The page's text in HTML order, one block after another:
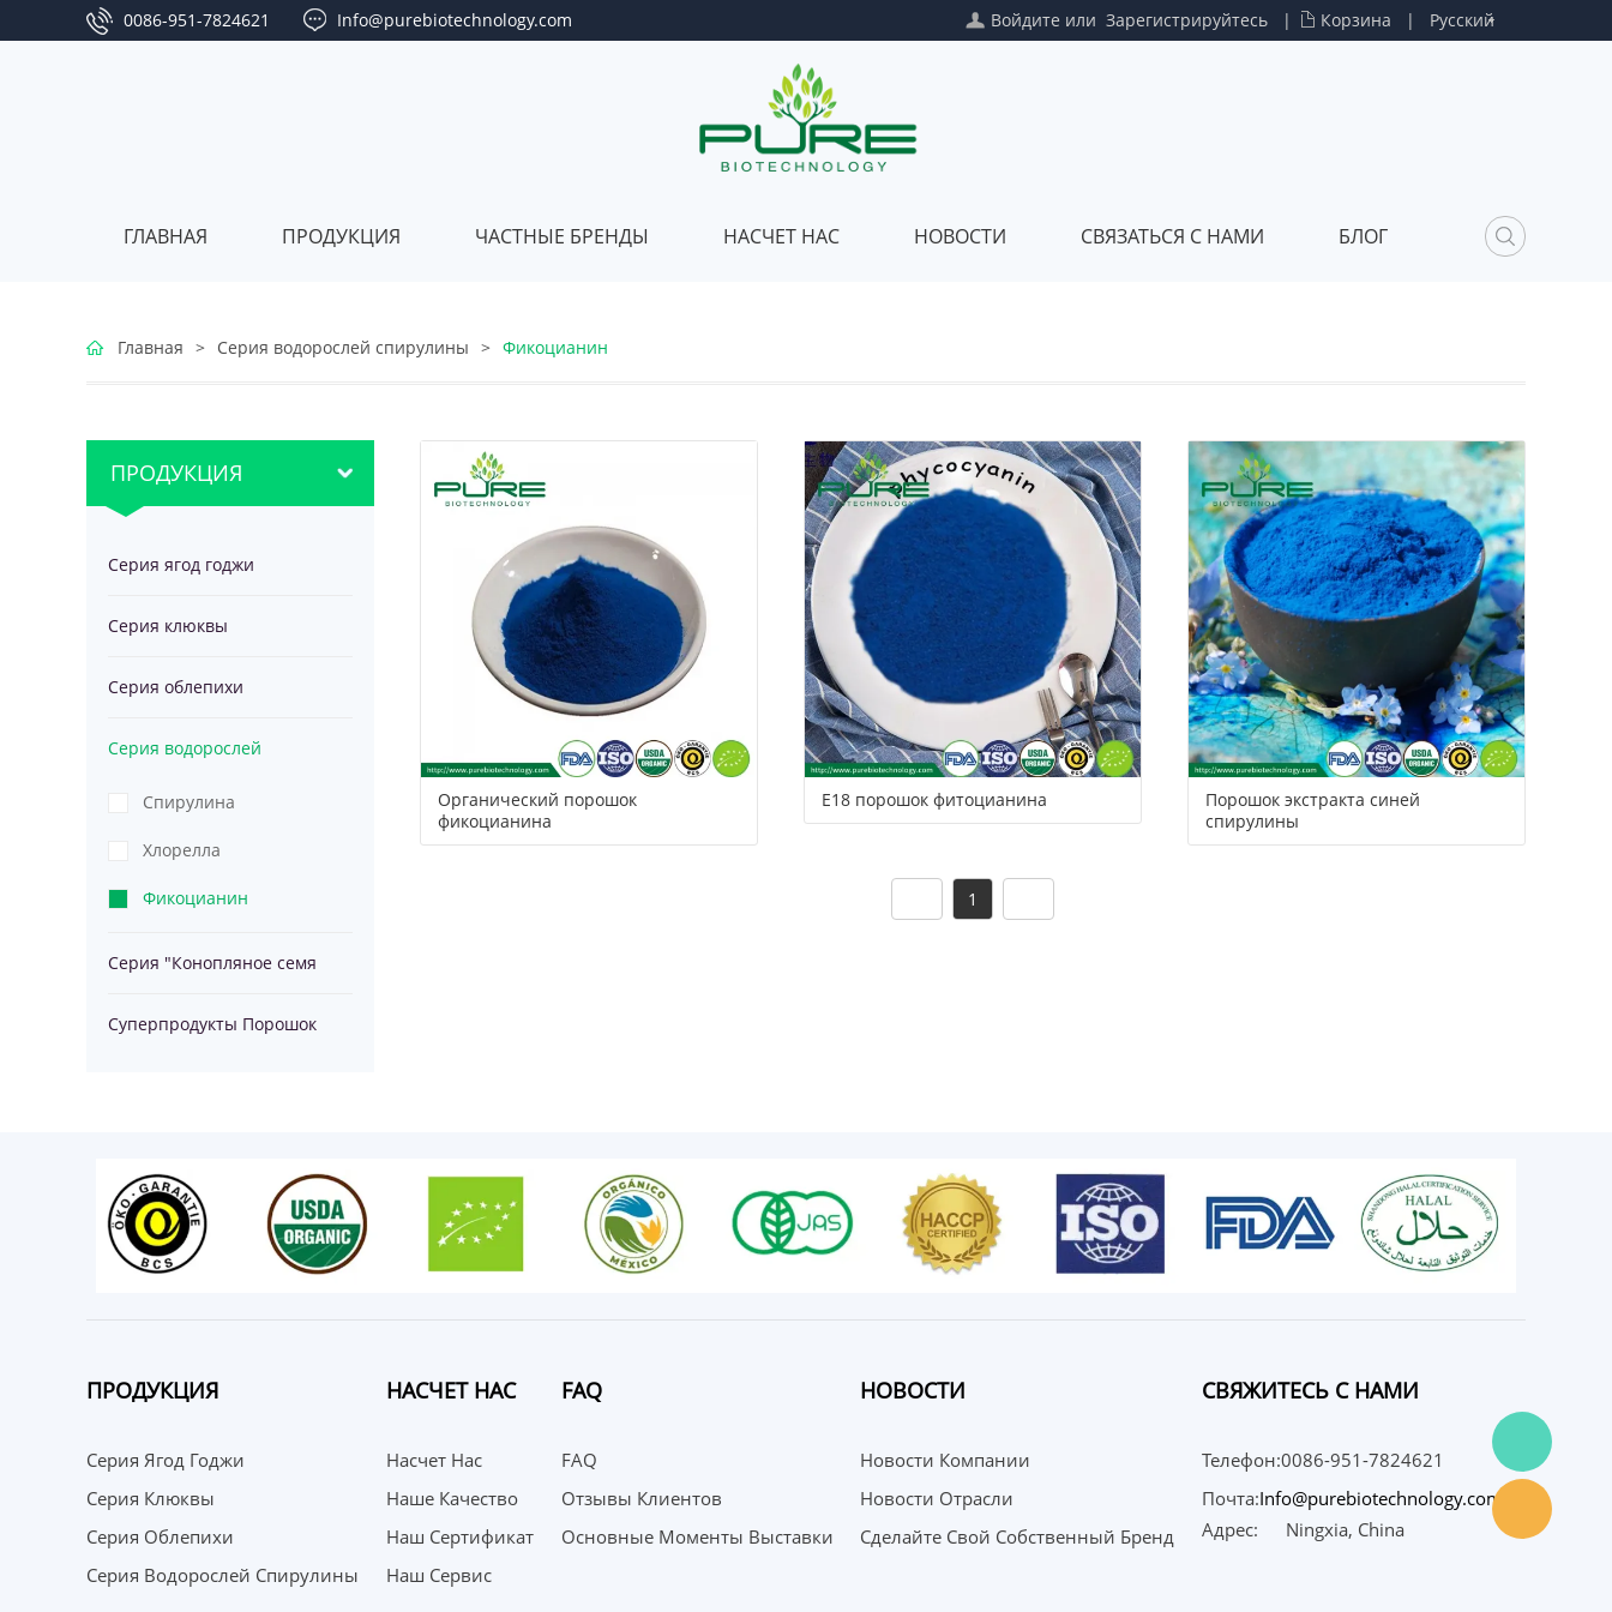
Русский
|
Корзина
|
Войдите или Зарегистрируйтесь
0086-951-7824621 Info@purebiotechnology.com
ГЛАВНАЯ ПРОДУКЦИЯ
годжи
клюквыСерия
облепихи
Серия
"Конопляное
Суперпродукты
ЧАСТНЫЕ БРЕНДЫ
пакетСмешивание
НАСЧЕТ НАС
качество
Наш
сертификат
Наш
сервис
НОВОСТИ СВЯЗАТЬСЯ С НАМИ БЛОГ
Главная > Серия водорослей спирулины > Фикоцианин
ПРОДУКЦИЯ
Серия ягод годжи
Серия клюквы
Серия облепихи
Серия водорослей
спирулины
Спирулина
Хлорелла
Фикоцианин
Серия "Конопляное семя
Суперпродукты Порошок
Органический порошок
фикоцианина
Е18 порошок фитоцианина
Порошок экстракта синей
спирулины
1
ПРОДУКЦИЯ
Серия Ягод Годжи
Серия Клюквы
Серия Облепихи
Серия Водорослей Спирулины
НАСЧЕТ НАС
Насчет Нас
Наше Качество
Наш Сертификат
Наш Сервис
FAQ
FAQ
Отзывы Клиентов
Основные Моменты Выставки
НОВОСТИ
Новости Компании
Новости Отрасли
Сделайте Свой Собственный Бренд
СВЯЖИТЕСЬ С НАМИ
Телефон:0086-951-7824621
Почта:Info@purebiotechnology.com
Адрес:
Ningxia, China